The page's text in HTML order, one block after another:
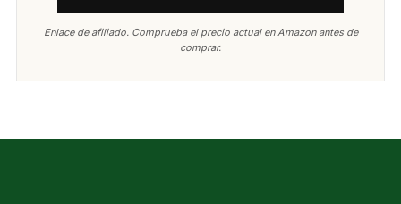
Enlace de afiliado. Comprueba el precio actual en Amazon antes de
comprar.